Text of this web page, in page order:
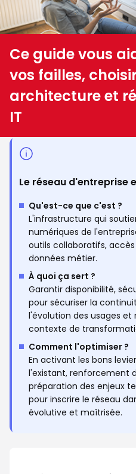
Ce guide vous
vos failles,
architecture et
IT
Le réseau d'entreprise
Qu'est-ce que c'est ?
L'infrastructure qui
numériques de
outils collaboratifs,
données métier.
À quoi ça sert ?
Garantir disponibilité,
pour sécuriser la
l'évolution des usages
contexte de
Comment l'optimiser ?
En activant les bons
l'existant, renforcement
préparation des enjeux
pour inscrire le réseau
évolutive et maîtrisée.